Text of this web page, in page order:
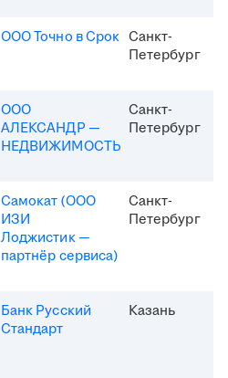
ООО Точно в Срок Санкт-
Петербург
ООО
АЛЕКСАНДР —
НЕДВИЖИМОСТЬ
Санкт-
Петербург
Самокат (ООО
ИЗИ
Лоджистик —
партнёр сервиса)
Санкт-
Петербург
Банк Русский
Стандарт
Казань